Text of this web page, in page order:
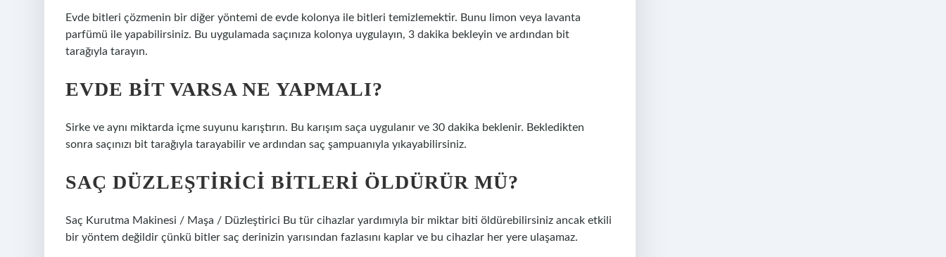
Evde bitleri çözmenin bir diğer yöntemi de evde kolonya ile bitleri temizlemektir. Bunu limon veya lavanta
parfümü ile yapabilirsiniz. Bu uygulamada saçınıza kolonya uygulayın, 3 dakika bekleyin ve ardından bit
tarağıyla tarayın.
EVDE BIT VARSA NE YAPMALI?
Sirke ve aynı miktarda içme suyunu karıştırın. Bu karışım saça uygulanır ve 30 dakika beklenir. Bekledikten
sonra saçınızı bit tarağıyla tarayabilir ve ardından saç şampuanıyla yıkayabilirsiniz.
SAÇ DÜZLEŞTIRICI BITLERI ÖLDÜRÜR MÜ?
Saç Kurutma Makinesi / Maşa / Düzleştirici Bu tür cihazlar yardımıyla bir miktar biti öldürebilirsiniz ancak etkili
bir yöntem değildir çünkü bitler saç derinizin yarısından fazlasını kaplar ve bu cihazlar her yere ulaşamaz.